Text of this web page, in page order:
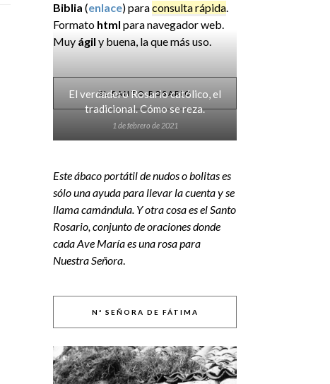
Biblia (enlace) paraconsulta rápida.
Formato html para navegador web.
Muy ágily buena, la que más uso.
EL SANTO ROSARIO
El verdadero Rosario católico, el
tradicional. Cómo se reza.
1 de febrero de 2021
Este ábaco portátil de nudos o bolitas es
sólo una ayuda para llevar la cuenta y se
llama camándula. Y otra cosa es el Santo
Rosario, conjunto de oraciones donde
cada Ave María es una rosa para
Nuestra Señora.
Nª SEÑORA DE FÁTIMA